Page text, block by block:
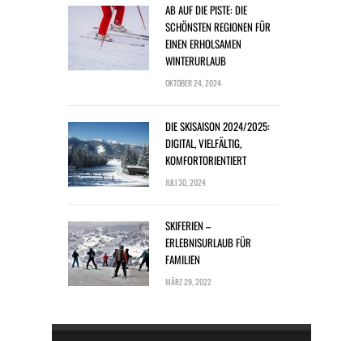
AB AUF DIE PISTE: DIE
SCHÖNSTEN REGIONEN FÜR
EINEN ERHOLSAMEN
WINTERURLAUB
OKTOBER 24, 2024
DIE SKISAISON 2024/2025:
DIGITAL, VIELFÄLTIG,
KOMFORTORIENTIERT
JULI 30, 2024
SKIFERIEN –
ERLEBNISURLAUB FÜR
FAMILIEN
MÄRZ 29, 2022